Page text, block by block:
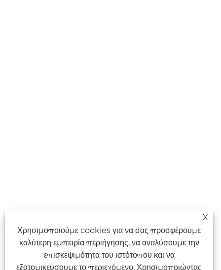
X
Χρησιμοποιούμε cookies για να σας προσφέρουμε
καλύτερη εμπειρία περιήγησης, να αναλύσουμε την
επισκεψιμότητα του ιστότοπου και να
εξατομικεύσουμε το περιεχόμενο. Χρησιμοποιώντας